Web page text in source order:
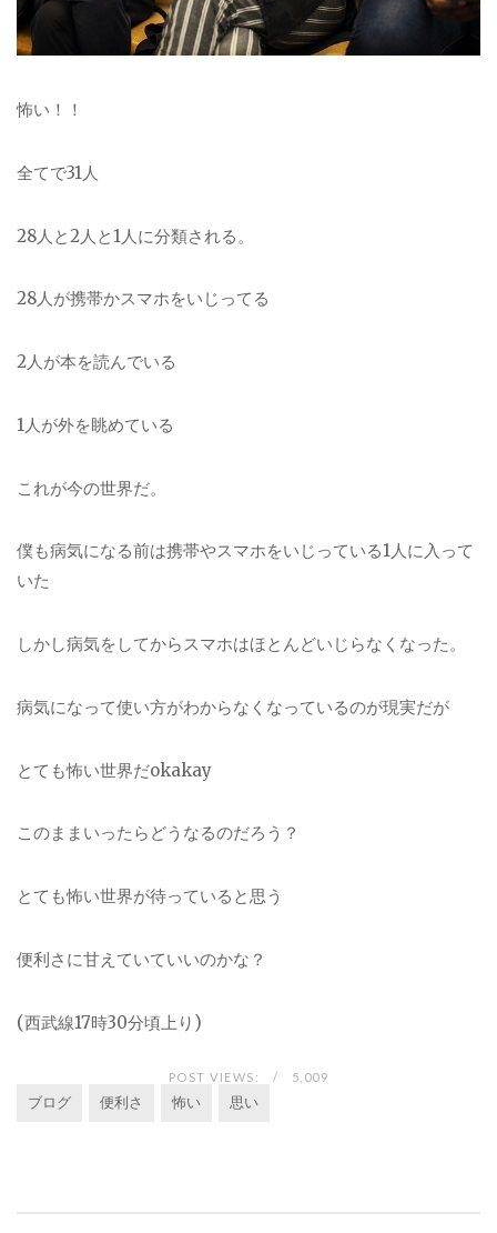
怖い！！
全てで31人
28人と2人と1人に分類される。
28人が携帯かスマホをいじってる
2人が本を読んでいる
1人が外を眺めている
これが今の世界だ。
僕も病気になる前は携帯やスマホをいじっている1人に入って
いた
しかし病気をしてからスマホはほとんどいじらなくなった。
病気になって使い方がわからなくなっているのが現実だが
とても怖い世界だokakay
このままいったらどうなるのだろう？
とても怖い世界が待っていると思う
便利さに甘えていていいのかな？
(西武線17時30分頃上り)
POST VIEWS: 5,009
ブログ 便利さ 怖い 思い